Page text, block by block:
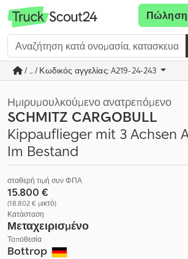
Πώληση
/ ... / Κωδικός αγγελίας: A219-24-243
Ημιρυμουλκούμενο ανατρεπόμενο
SCHMITZ CARGOBULL
Kippauflieger mit 3 Achsen
Im Bestand
σταθερή τιμή συν ΦΠΑ
15.800 €
(18.802 € μικτό)
Κατάσταση
Μεταχειρισμένο
Τοποθεσία
Bottrop